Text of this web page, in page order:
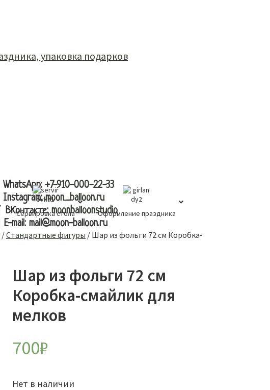
WhatsApp:+7-910-000-22-33
Instagram:moon_balloon.ru
ВКонтакте:moonballoonstudio
E-mail: mail@moon-balloon.ru
Сервировка стола Оформление праздника
/Стандартные фигуры / Шар из фольги 72 см Коробка-
Шар из фольги 72 см
Коробка-смайлик для
мелков
700₽
Нет в наличии